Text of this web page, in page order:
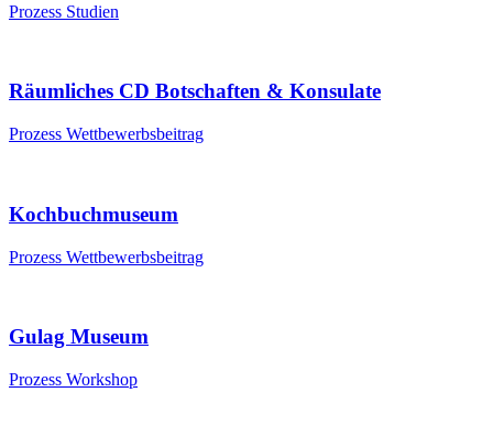
Prozess Studien
Räumliches CD Botschaften & Konsulate
Prozess Wettbewerbsbeitrag
Kochbuchmuseum
Prozess Wettbewerbsbeitrag
Gulag Museum
Prozess Workshop